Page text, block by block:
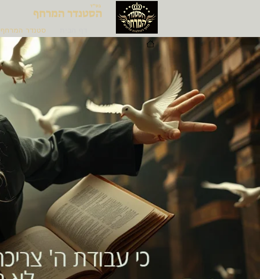
הסטנדר המרחף
בס"ד
סטנדר המרחף